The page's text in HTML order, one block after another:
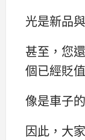
光是新品
甚至，您
個已經貶
像是車子
因此，大